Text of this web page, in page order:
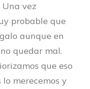
Una vez
probable que
aunque en
quedar mal.
que eso
lo merecemos y